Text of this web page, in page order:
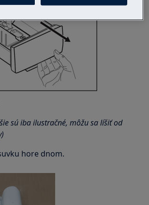
sú iba ilustračné, môžu sa líšiť od
hore dnom.